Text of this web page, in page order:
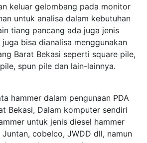
keluar gelombang pada monitor
untuk analisa dalam kebutuhan
tiang pancang ada juga jenis
bisa dianalisa menggunakan
Barat Bekasi seperti square pile,
spun pile dan lain-lainnya.
hammer dalam pengunaan PDA
Bekasi, Dalam komputer sendiri
untuk jenis diesel hammer
cobelco, JWDD dll, namun